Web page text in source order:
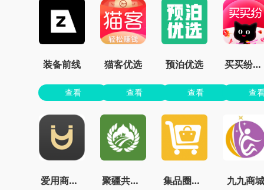
装备前线
查看
猫客优选
查看
预泊优选
查看
买买纷免费版app
查
爱用商城官网下载 聚疆共创app 集品圈商城app下载安装 九九商城